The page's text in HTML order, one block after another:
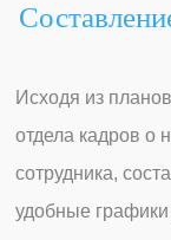
Исходя из
отдела кадров о
сотрудника,
удобные